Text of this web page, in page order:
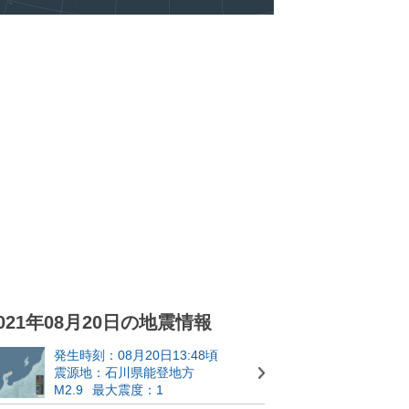
年08月20日の地震情報
発生時刻：08月20日13:48頃
震源地：石川県能登地方
M2.9
最大震度：1